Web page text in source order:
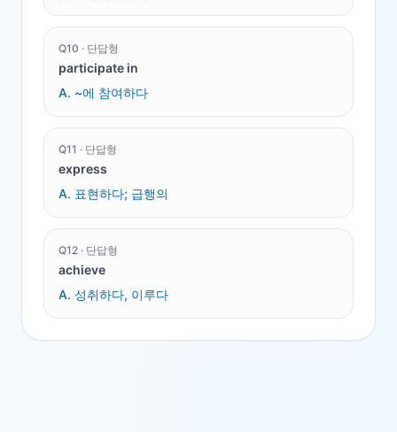
Q10 · 단답형
participate in
A. ~에 참여하다
Q11 · 단답형
express
A. 표현하다; 급행의
Q12 · 단답형
achieve
A. 성취하다, 이루다